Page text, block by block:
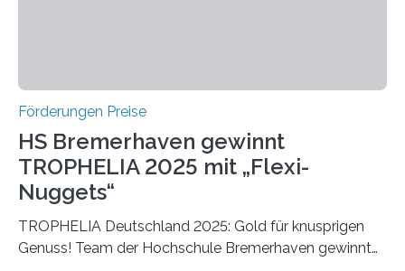
Förderungen Preise
HS Bremerhaven gewinnt
TROPHELIA 2025 mit „Flexi-
Nuggets“
TROPHELIA Deutschland 2025: Gold für knusprigen
Genuss! Team der Hochschule Bremerhaven gewinnt